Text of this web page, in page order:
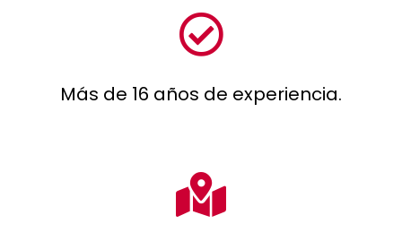
Más de 16 años de experiencia.